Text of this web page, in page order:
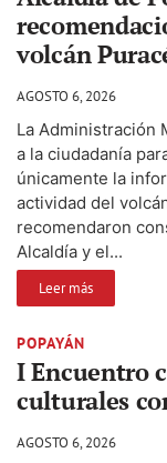
volcán
AGOSTO 6, 2026
La Administración
a la ciudadanía
únicamente la
actividad del
recomendaron
Alcaldía y el...
Leer más
POPAYÁN
I Encuentro
culturales
AGOSTO 6, 2026